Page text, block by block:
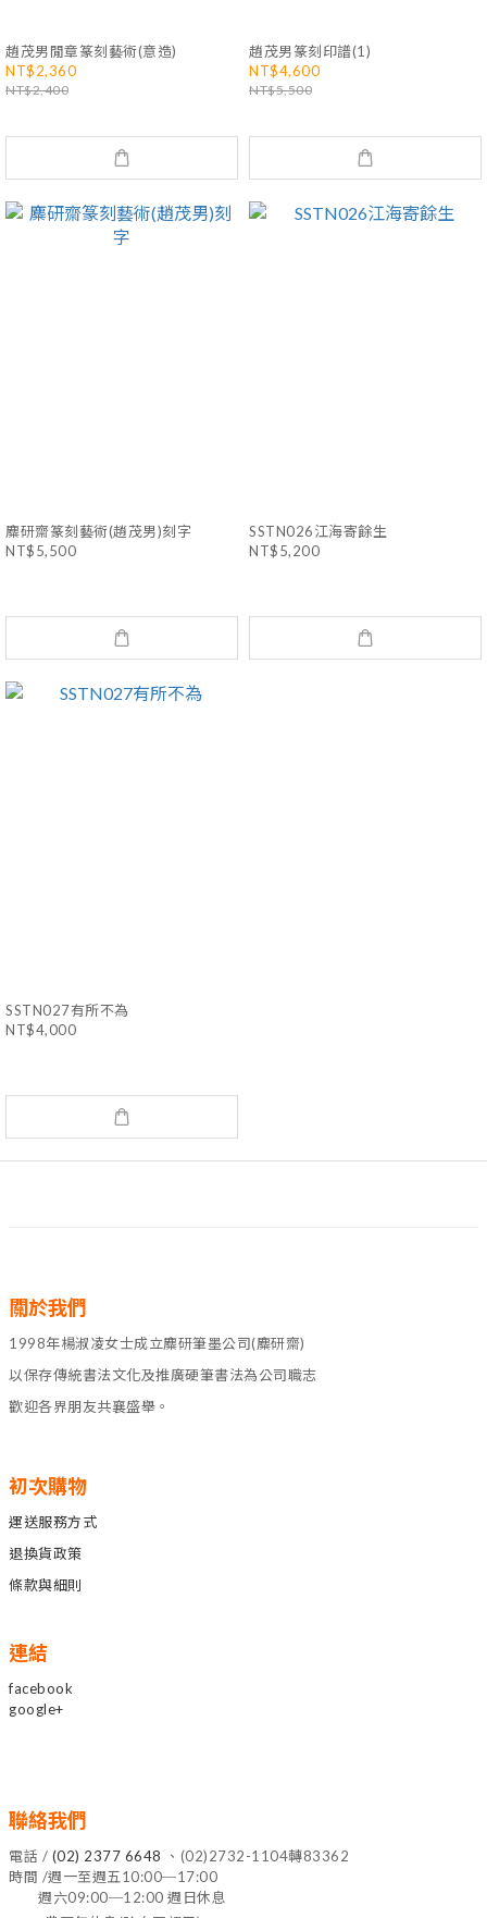
趙茂男閒章篆刻藝術(意造)
NT$2,360
NT$2,400
趙茂男篆刻印譜(1)
NT$4,600
NT$5,500
麋研齋篆刻藝術(趙茂男)刻字
NT$5,500
SSTN026江海寄餘生
NT$5,200
SSTN027有所不為
NT$4,000
關於我們
1998年楊淑凌女士成立麋研筆墨公司(麋研齋)
以保存傳統書法文化及推廣硬筆書法為公司職志
歡迎各界朋友共襄盛舉。
初次購物
運送服務方式
退換貨政策
條款與細則
連結
facebook
google+
聯絡我們
電話 / (02) 2377 6648
、(02)2732-1104轉83362
時間 /週一至週五10:00─17:00
週六09:00─12:00 週日休息